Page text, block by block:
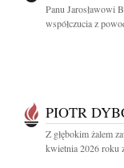
Panu Jarosławowi
współczucia z
PIOTR
Z głębokim żalem
kwietnia 2026 roku